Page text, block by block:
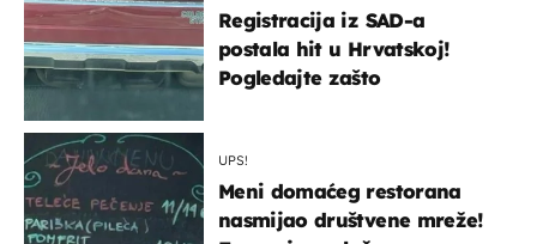
Registracija iz SAD-a
postala hit u Hrvatskoj!
Pogledajte zašto
UPS!
Meni domaćeg restorana
nasmijao društvene mreže!